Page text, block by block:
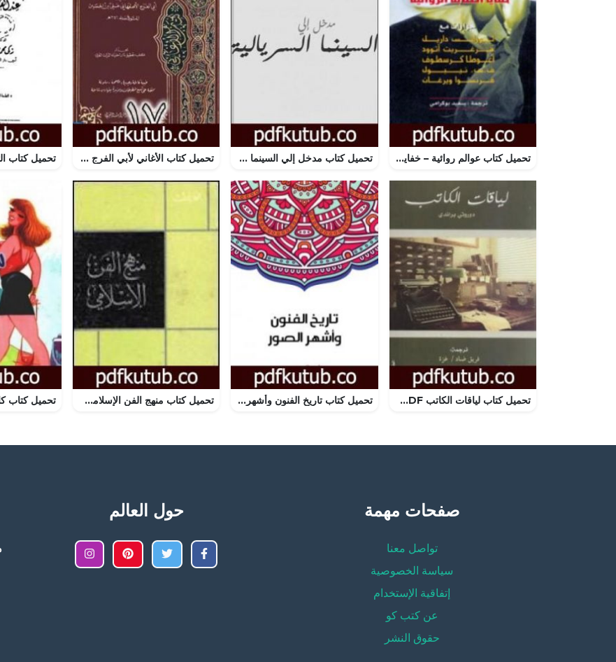
تحميل كتاب عوالم روائية – خفايا الكتابة الروائية PDF تأليف مارجريت أتوود مجانا [كامل] تحميل كتاب مدخل إلي السينما السريالية PDF تأليف معتز عرفان مجانا [كامل] تحميل كتاب الأغاني لأبي الفرج الأصفهاني نسخة من إعداد سالم الدليمي – الجزء السابع عشر PDF تأليف أبو الفرج الأصفهاني مجانا [كامل]
تحميل كتاب لياقات الكاتب PDF تأليف دوروثي براندي مجانا [كامل] تحميل كتاب تاريخ الفنون وأشهر الصور PDF تأليف سلامة موسى مجانا [كامل] تحميل كتاب منهج الفن الإسلامي PDF تأليف محمد قطب مجانا [كامل]
صفحات مهمة
تواصل معنا
سياسة الخصوصية
إتفاقية الإستخدام
عن كتب كو
حقوق النشر
حول العالم